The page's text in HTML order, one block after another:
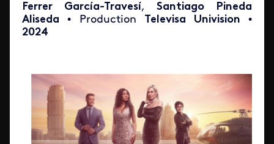
Ferrer García-Travesí,
Santiago Pineda
Aliseda
• Production Televisa Univision
•
2024